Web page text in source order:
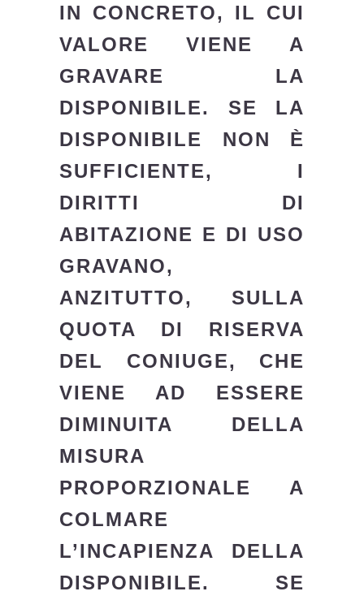
IN CONCRETO, IL CUI
VALORE VIENE A
GRAVARE LA
DISPONIBILE. SE LA
DISPONIBILE NON È
SUFFICIENTE, I
DIRITTI DI
ABITAZIONE E DI USO
GRAVANO,
ANZITUTTO, SULLA
QUOTA DI RISERVA
DEL CONIUGE, CHE
VIENE AD ESSERE
DIMINUITA DELLA
MISURA
PROPORZIONALE A
COLMARE
L’INCAPIENZA DELLA
DISPONIBILE. SE